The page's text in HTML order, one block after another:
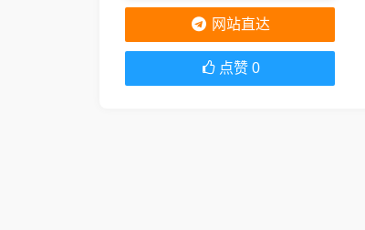
网站直达
点赞 0